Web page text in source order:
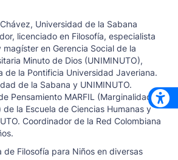
Universidad de la Sabana
licenciado en Filosofía, especialista
magíster en Gerencia Social de la
Minuto de Dios (UNIMINUTO),
de la Pontificia Universidad Javeriana.
de la Sabana y UNIMINUTO.
Pensamiento MARFIL (Marginalidad y
de la Escuela de Ciencias Humanas y
Coordinador de la Red Colombiana
de Filosofía para Niños en diversas